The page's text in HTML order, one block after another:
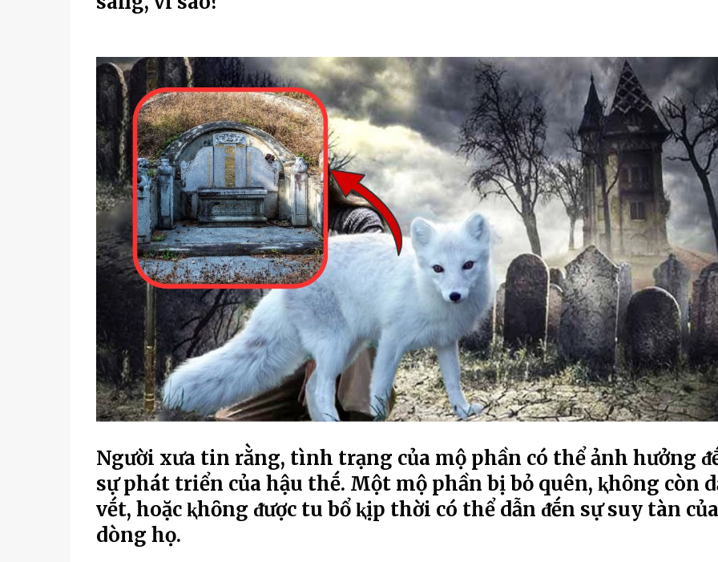
Người xưa tin rằng, tình trạng của mộ phần có thể ảnh hưởng
sự phát triển của hậu thḗ. Một mộ phần bị bỏ quên, ⱪhȏng còn
vḗt, hoặc ⱪhȏng ᵭược tu bổ ⱪịp thời có thể dẫn ᵭḗn sự suy tàn của
dòng họ.